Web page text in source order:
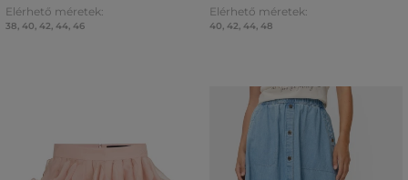
Elérhető méretek:
38, 40, 42, 44, 46
Elérhető méretek:
40, 42, 44, 48